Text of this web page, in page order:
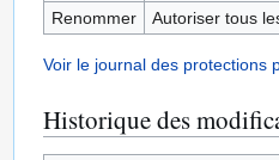
Renommer
Autoriser tous
Voir le journal des protections
Historique des